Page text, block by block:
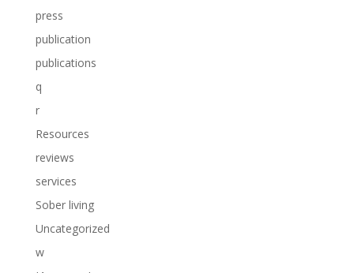
press
publication
publications
q
r
Resources
reviews
services
Sober living
Uncategorized
w